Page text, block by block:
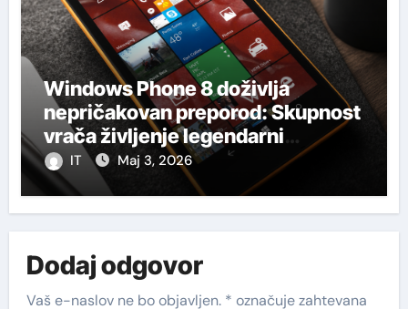
Windows Phone 8 doživlja
nepričakovan preporod: Skupnost
vrača življenje legendarni
platformi
IT Maj 3, 2026
Dodaj odgovor
Vaš e-naslov ne bo objavljen. * označuje zahtevana